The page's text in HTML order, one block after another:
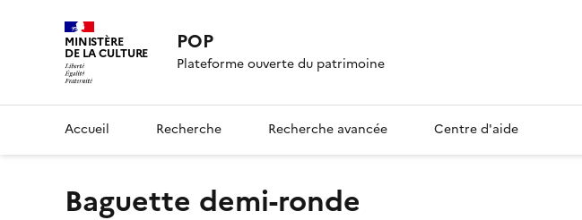
MINISTÈRE
DE LA CULTURE POP
Plateforme ouverte du patrimoine
Accueil Recherche Recherche avancée Centre d'aide
baguette demi-ronde